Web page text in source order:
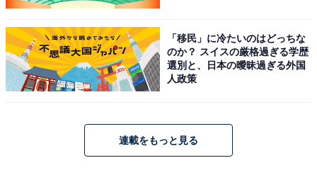
「移民」に冷たいのはどっちな
のか？ スイスの厳格過ぎる学歴
選別と、日本の曖昧過ぎる外国
人政策
連載をもっと見る